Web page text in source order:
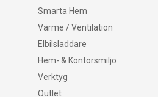
Smarta Hem
Värme / Ventilation
Elbilsladdare
Hem- & Kontorsmiljö
Verktyg
Outlet